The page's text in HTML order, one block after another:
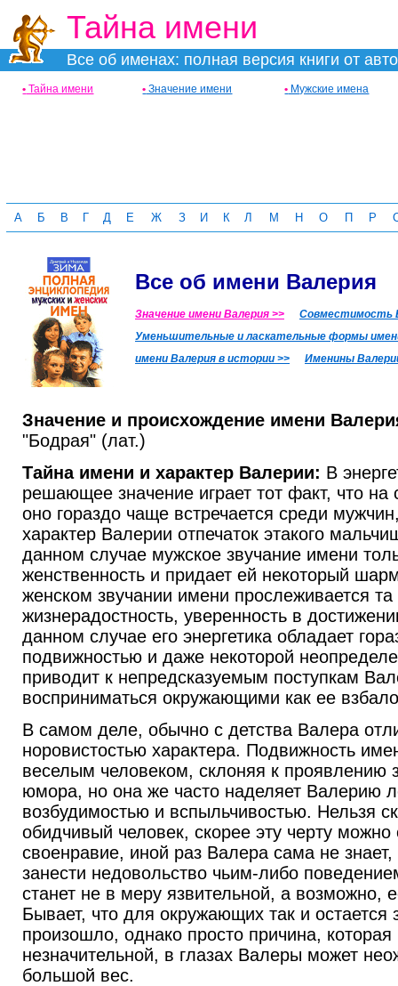
Тайна имени
Все об именах: полная версия книги от
• Тайна имени • Значение имени • Мужские имена
А Б В Г Д Е Ж З И К Л М Н О П Р
Все об имени Валерия
Значение имени Валерия >>
Совместимость
Уменьшительные и ласкательные формы
имени Валерия в истории >>
Именины
Значение и происхождение имени
"Бодрая" (лат.)
Тайна имени и характер Валерии: В
решающее значение играет тот факт, что на
оно гораздо чаще встречается среди
характер Валерии отпечаток этакого
данном случае мужское звучание имени
женственность и придает ей некоторый
женском звучании имени прослеживается
жизнерадостность, уверенность в
данном случае его энергетика обладает
подвижностью и даже некоторой
приводит к непредсказуемым поступкам
восприниматься окружающими как ее
В самом деле, обычно с детства Валера
норовистостью характера. Подвижность
веселым человеком, склоняя к проявлению
юмора, но она же часто наделяет Валерию
возбудимостью и вспыльчивостью. Нельзя
обидчивый человек, скорее эту черту можно
своенравие, иной раз Валера сама не
занести недовольство чьим-либо
станет не в меру язвительной, а возможно,
Бывает, что для окружающих так и остается
произошло, однако просто причина, которая
незначительной, в глазах Валеры может
большой вес.